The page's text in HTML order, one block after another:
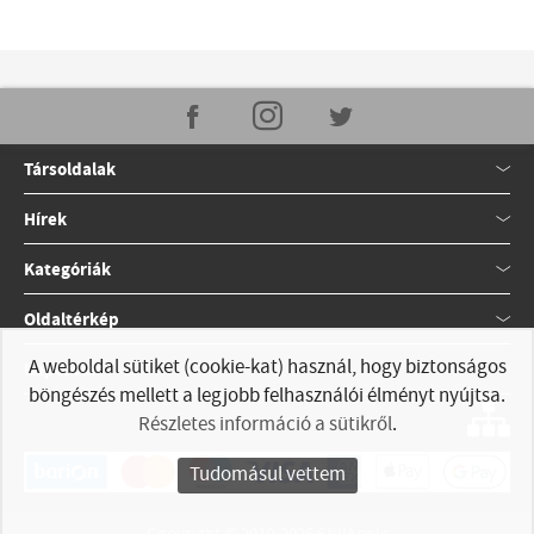
Társoldalak
Hírek
Kategóriák
Oldaltérkép
Kapcsolat
A weboldal sütiket (cookie-kat) használ, hogy biztonságos
böngészés mellett a legjobb felhasználói élményt nyújtsa.
Részletes információ a sütikről.
Tudomásul vettem